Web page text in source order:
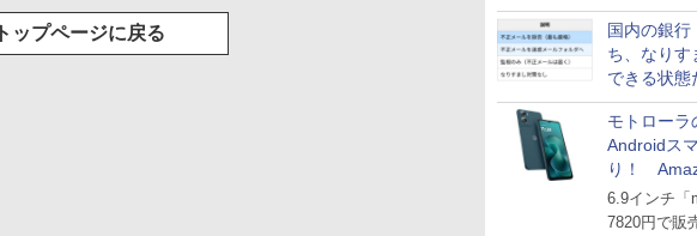
価格リストが公開中
国内の銀行
ち、なりす
できる状態
にとどまる
セキュリテ
モトローラ
Androidス
り！
ル
6.9インチ「
7820円で販
トップページに戻る